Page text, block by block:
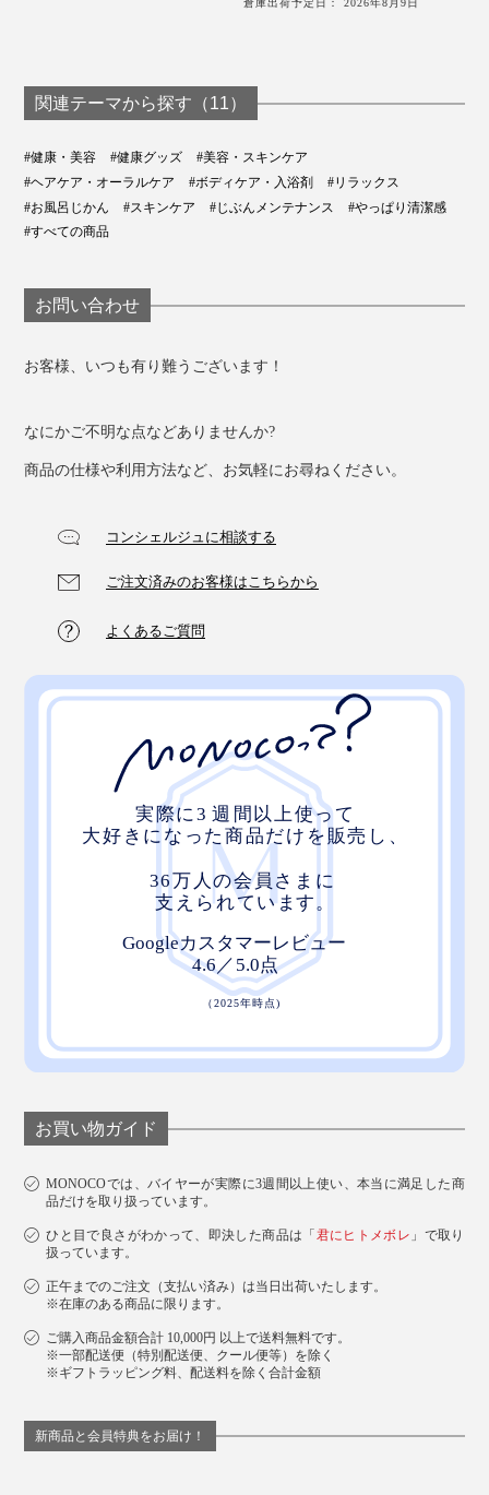
倉庫出荷予定日： 2026年8月9日
関連テーマから探す（11）
#健康・美容 #健康グッズ
#美容・スキンケア
#ヘアケア・オーラルケア
#ボディケア・入浴剤
#リラックス
#お風呂じかん
#スキンケア #じぶんメンテナンス
#やっぱり清潔感
#すべての商品
お問い合わせ
お客様、いつも有り難うございます！
なにかご不明な点などありませんか?
商品の仕様や利用方法など、お気軽にお尋ねください。
コンシェルジュに相談する
ご注文済みのお客様はこちらから
よくあるご質問
お買い物ガイド
MONOCOでは、バイヤーが実際に3週間以上使い、本当に満足した商
品だけを取り扱っています。
ひと目で良さがわかって、即決した商品は「 君にヒトメボレ 」で取り
扱っています。
正午までのご注文（支払い済み）は当日出荷いたします。
※在庫のある商品に限ります。
ご購入商品金額合計 10,000円 以上で送料無料です。
※一部配送便（特別配送便、クール便等）を除く
※ギフトラッピング料、配送料を除く合計金額
新商品と会員特典をお届け！